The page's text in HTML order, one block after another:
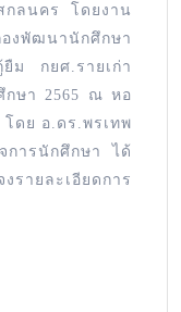
ลนคร โดยงาน
งพัฒนานักศึกษา
ยืม กยศ.รายเก่า
กษา 2565 ณ หอ
ดย อ.ดร.พรเทพ
การนักศึกษา ได้
ายละเอียดการ